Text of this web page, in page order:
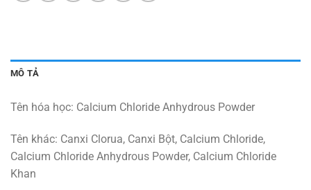
MÔ TẢ
Tên hóa học: Calcium Chloride Anhydrous Powder
Tên khác: Canxi Clorua, Canxi Bột, Calcium Chloride,
Calcium Chloride Anhydrous Powder, Calcium Chloride
Khan